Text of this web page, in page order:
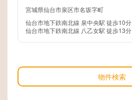
宮城県仙台市泉区市名坂字町
仙台市地下鉄南北線 泉中央駅 徒歩10分
仙台市地下鉄南北線 八乙女駅 徒歩13分
物件検索